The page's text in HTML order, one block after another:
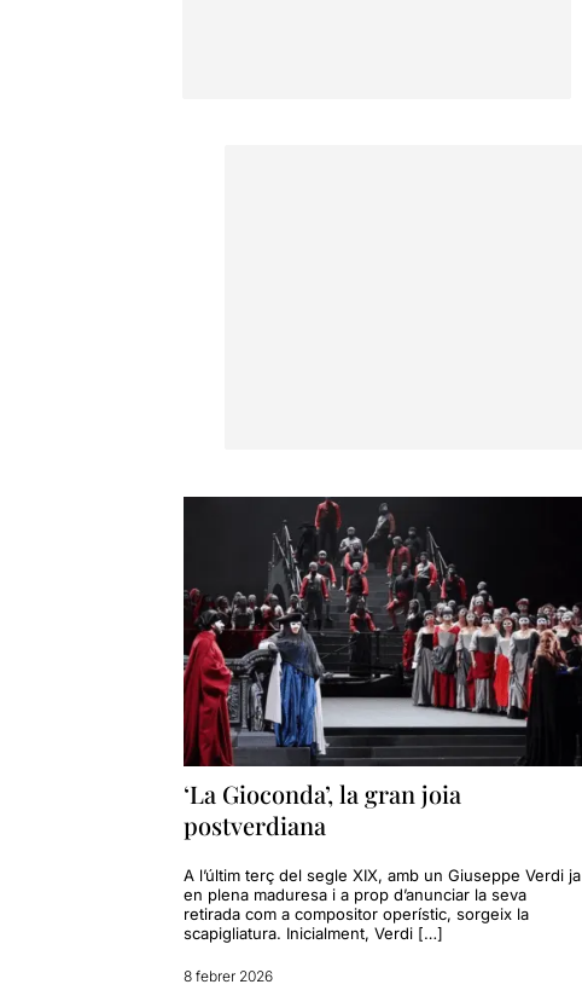
‘La Gioconda’, la gran joia
postverdiana
A l’últim terç del segle XIX, amb un Giuseppe Verdi ja
en plena maduresa i a prop d’anunciar la seva
retirada com a compositor operístic, sorgeix la
scapigliatura. Inicialment, Verdi […]
8 febrer 2026